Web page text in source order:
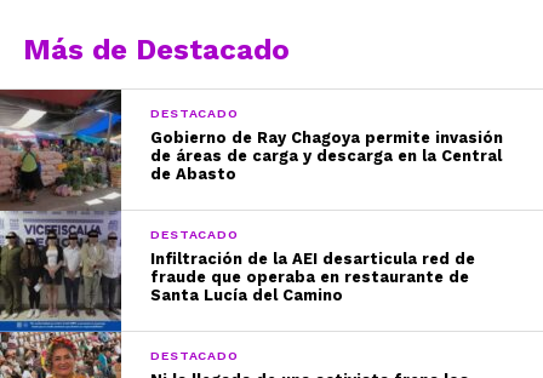
Más de Destacado
DESTACADO
Gobierno de Ray Chagoya permite invasión
de áreas de carga y descarga en la Central
de Abasto
DESTACADO
Infiltración de la AEI desarticula red de
fraude que operaba en restaurante de
Santa Lucía del Camino
DESTACADO